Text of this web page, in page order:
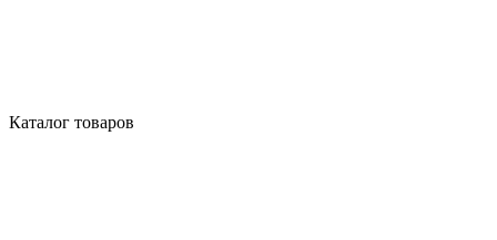
Каталог товаров